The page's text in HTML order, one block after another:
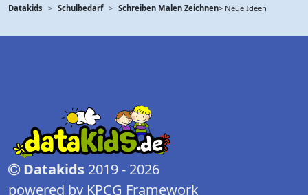
Datakids Schulbedarf Schreiben Malen Zeichnen> Neue Ideen
Datakids 2019 - 2026
powered by KPCG Framework